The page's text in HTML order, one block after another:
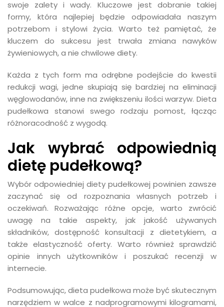
swoje zalety i wady. Kluczowe jest dobranie takiej
formy, która najlepiej będzie odpowiadała naszym
potrzebom i stylowi życia. Warto też pamiętać, że
kluczem do sukcesu jest trwała zmiana nawyków
żywieniowych, a nie chwilowe diety.
Każda z tych form ma odrębne podejście do kwestii
redukcji wagi, jedne skupiają się bardziej na eliminacji
węglowodanów, inne na zwiększeniu ilości warzyw. Dieta
pudełkowa stanowi swego rodzaju pomost, łącząc
różnoracodność z wygodą.
Jak wybrać odpowiednią
dietę pudełkową?
Wybór odpowiedniej diety pudełkowej powinien zawsze
zaczynać się od rozpoznania własnych potrzeb i
oczekiwań. Rozważając różne opcje, warto zwrócić
uwagę na takie aspekty, jak jakość używanych
składników, dostępność konsultacji z dietetykiem, a
także elastyczność oferty. Warto również sprawdzić
opinie innych użytkowników i poszukać recenzji w
internecie.
Podsumowując, dieta pudełkowa może być skutecznym
narzędziem w walce z nadprogramowymi kilogramami,